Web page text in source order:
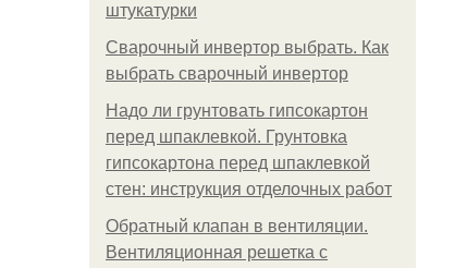
штукатурки
Сварочный инвертор выбрать. Как
выбрать сварочный инвертор
Надо ли грунтовать гипсокартон
перед шпаклевкой. Грунтовка
гипсокартона перед шпаклевкой
стен: инструкция отделочных работ
Обратный клапан в вентиляции.
Вентиляционная решетка с